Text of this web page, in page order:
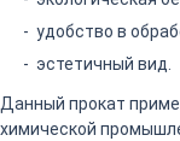
удобство в
эстетичный вид.
Данный прокат
химической